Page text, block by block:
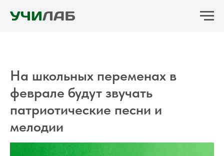
На школьных переменах в
феврале будут звучать
патриотические песни и
мелодии